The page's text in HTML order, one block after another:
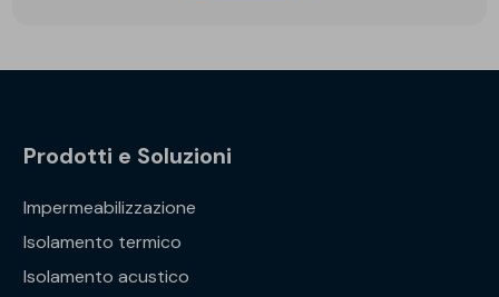
Prodotti e Soluzioni
Impermeabilizzazione
Isolamento termico
Isolamento acustico